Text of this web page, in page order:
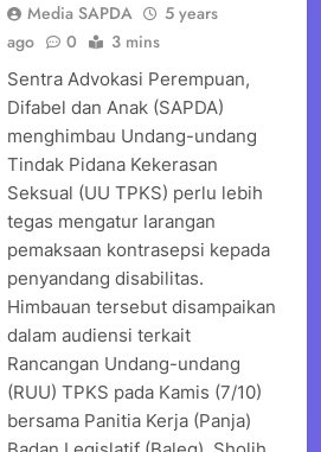
Media SAPDA
5 years
ago
0 3 mins
Sentra Advokasi Perempuan,
Difabel dan Anak (SAPDA)
menghimbau Undang-undang
Tindak Pidana Kekerasan
Seksual (UU TPKS) perlu lebih
tegas mengatur larangan
pemaksaan kontrasepsi kepada
penyandang disabilitas.
Himbauan tersebut disampaikan
dalam audiensi terkait
Rancangan Undang-undang
(RUU) TPKS pada Kamis (7/10)
bersama Panitia Kerja (Panja)